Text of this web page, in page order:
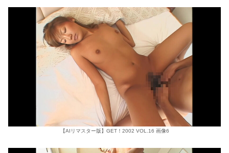
【AIリマスター版】GET！2002 VOL.16 画像6